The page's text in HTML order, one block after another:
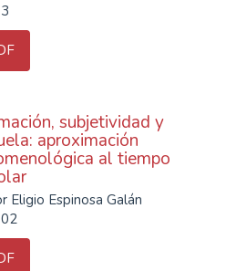
subjetividad y
aproximación
al tiempo
Eligio Espinosa Galán